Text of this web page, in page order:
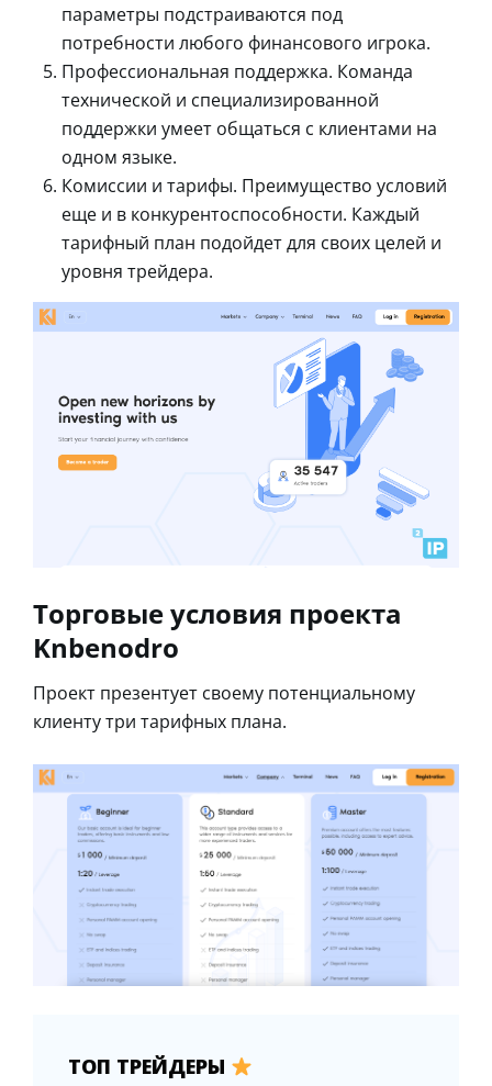
параметры подстраиваются под
потребности любого финансового игрока.
Профессиональная поддержка. Команда
технической и специализированной
поддержки умеет общаться с клиентами на
одном языке.
Комиссии и тарифы. Преимущество условий
еще и в конкурентоспособности. Каждый
тарифный план подойдет для своих целей и
уровня трейдера.
Торговые условия проекта
Knbenodro
Проект презентует своему потенциальному
клиенту три тарифных плана.
ТОП ТРЕЙДЕРЫ